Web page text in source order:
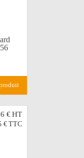
€HT
€TTC